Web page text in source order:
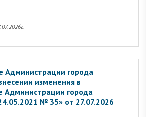
Администрации города
изменения в
Администрации города
№ 35» от 27.07.2026